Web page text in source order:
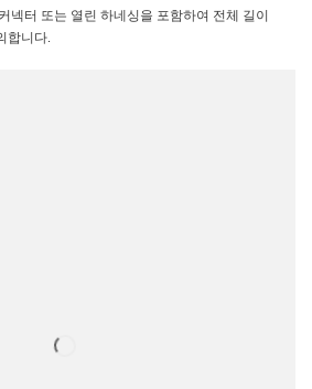
넥터 또는 열린 하네싱을 포함하여 전체 길이
합니다.